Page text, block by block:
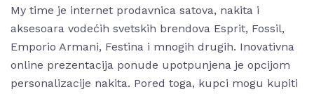
My time je internet prodavnica satova, nakita i
aksesoara vodećih svetskih brendova Esprit, Fossil,
Emporio Armani, Festina i mnogih drugih. Inovativna
online prezentacija ponude upotpunjena je opcijom
personalizacije nakita. Pored toga, kupci mogu kupiti